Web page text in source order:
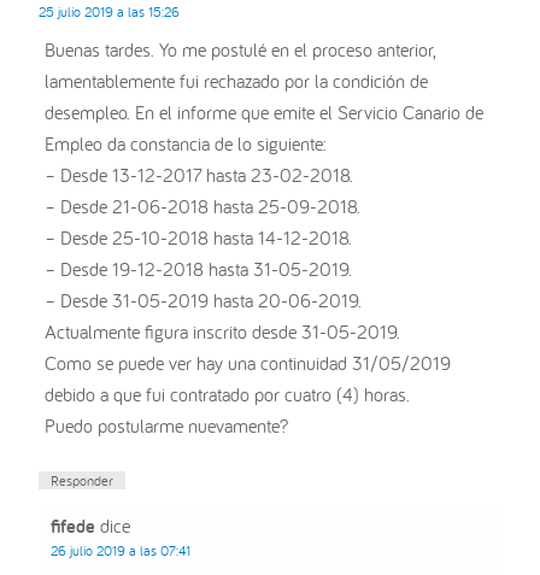
25 julio 2019 a las 15:26
Buenas tardes. Yo me postulé en el proceso anterior,
lamentablemente fui rechazado por la condición de
desempleo. En el informe que emite el Servicio Canario de
Empleo da constancia de lo siguiente:
– Desde 13-12-2017 hasta 23-02-2018.
– Desde 21-06-2018 hasta 25-09-2018.
– Desde 25-10-2018 hasta 14-12-2018.
– Desde 19-12-2018 hasta 31-05-2019.
– Desde 31-05-2019 hasta 20-06-2019.
Actualmente figura inscrito desde 31-05-2019.
Como se puede ver hay una continuidad 31/05/2019
debido a que fui contratado por cuatro (4) horas.
Puedo postularme nuevamente?
Responder
fifede dice
26 julio 2019 a las 07:41